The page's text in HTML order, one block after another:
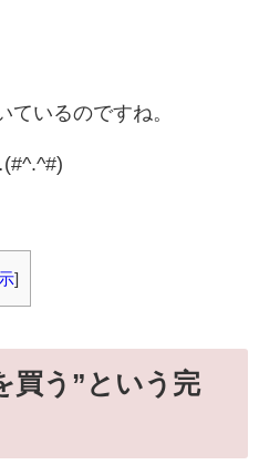
ているのですね。
]
買う”という完